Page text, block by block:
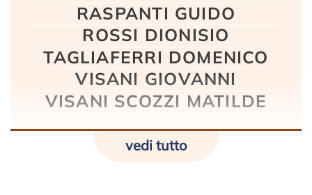
RASPANTI GUIDO
ROSSI DIONISIO
TAGLIAFERRI DOMENICO
VISANI GIOVANNI
VISANI SCOZZI MATILDE
vedi tutto